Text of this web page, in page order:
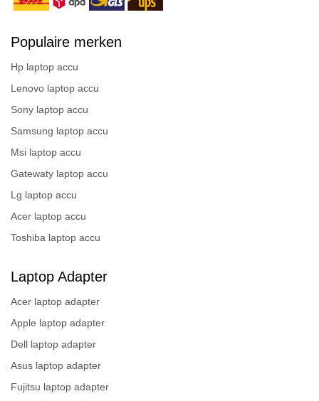
Populaire merken
Hp laptop accu
Lenovo laptop accu
Sony laptop accu
Samsung laptop accu
Msi laptop accu
Gatewaty laptop accu
Lg laptop accu
Acer laptop accu
Toshiba laptop accu
Laptop Adapter
Acer laptop adapter
Apple laptop adapter
Dell laptop adapter
Asus laptop adapter
Fujitsu laptop adapter